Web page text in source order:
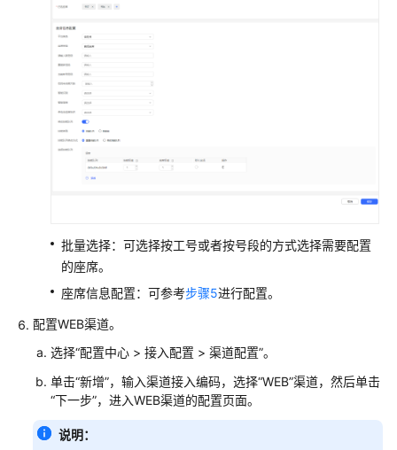
批量选择：可选择按工号或者按号段的方式选择需要配置
的座席。
座席信息配置：可参考步骤5进行配置。
配置WEB渠道。
选择“配置中心 > 接入配置 > 渠道配置”。
单击“新增”，输入渠道接入编码，选择“WEB”渠道，然后单击
“下一步”，进入WEB渠道的配置页面。
说明：